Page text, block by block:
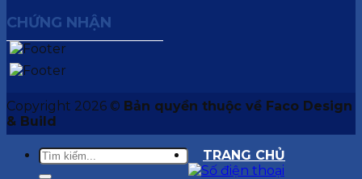
CHỨNG NHẬN
Copyright 2026 © Bản quyền thuộc về Faco Design
& Build
TRANG CHỦ